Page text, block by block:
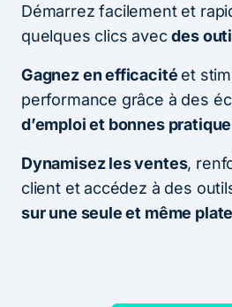
Démarrez facilement et
quelques clics avecdes
Gagnez en efficacité et
performance grâce à des
d’emploi et bonnes
Dynamisez les ventes,
client et accédez à des
sur une seule et même